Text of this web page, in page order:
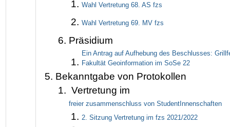
Wahl Vertretung 68. AS fzs
Wahl Vertretung 69. MV fzs
Präsidium
Ein Antrag auf Aufhebung des Beschlusses:
Fakultät Geoinformation im SoSe 22
Bekanntgabe von Protokollen
Vertretung im
freier zusammenschluss von StudentInnenschaften
2. Sitzung Vertretung im fzs 2021/2022